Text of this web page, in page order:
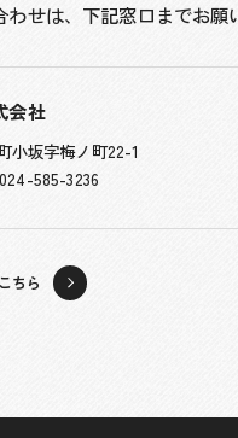
わせは、下記窓口までお願
会社
坂字梅ノ町22-1
585-3236
ちら